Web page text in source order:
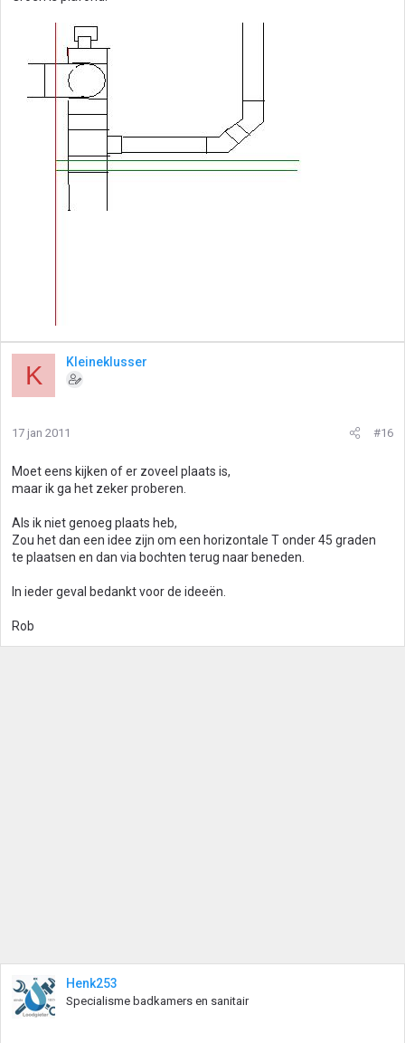
K Kleineklusser
17 jan 2011 #16
Moet eens kijken of er zoveel plaats is,
maar ik ga het zeker proberen.
Als ik niet genoeg plaats heb,
Zou het dan een idee zijn om een horizontale T onder 45 graden
te plaatsen en dan via bochten terug naar beneden.
In ieder geval bedankt voor de ideeën.
Rob
Henk253
Specialisme badkamers en sanitair